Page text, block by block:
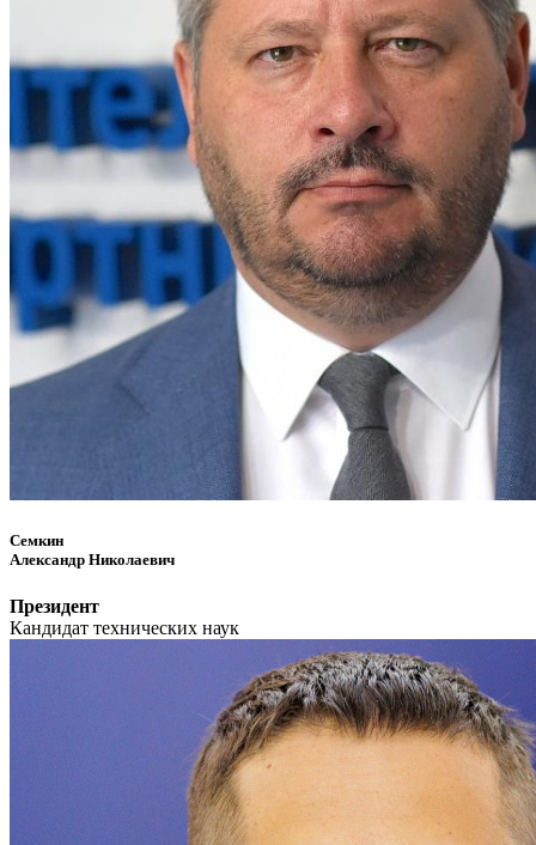
Семкин
Александр Николаевич
Президент
Кандидат технических наук